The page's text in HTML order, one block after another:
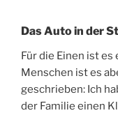
Das Auto in der
Für die Einen ist
Menschen ist es
geschrieben: Ich
der Familie einen